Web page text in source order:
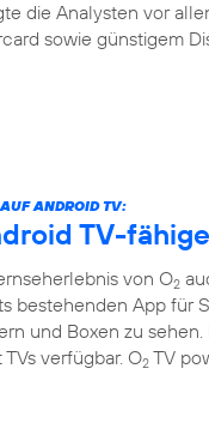
die Analysten vor
sowie günstigem
ANDROID TV:
TV-
von O2
bestehenden App für
und Boxen zu sehen.
verfügbar. O2 TV